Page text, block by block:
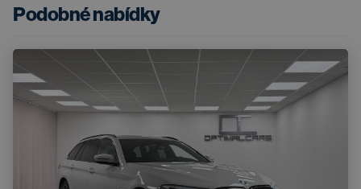
Podobné nabídky